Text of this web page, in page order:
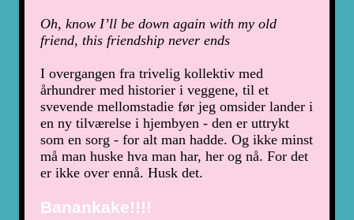
Oh, know I’ll be down again with my old
friend, this friendship never ends
I overgangen fra trivelig kollektiv med
århundrer med historier i veggene, til et
svevende mellomstadie før jeg omsider lander i
en ny tilværelse i hjembyen - den er uttrykt
som en sorg - for alt man hadde. Og ikke minst
må man huske hva man har, her og nå. For det
er ikke over ennå. Husk det.
Banankake!!!!